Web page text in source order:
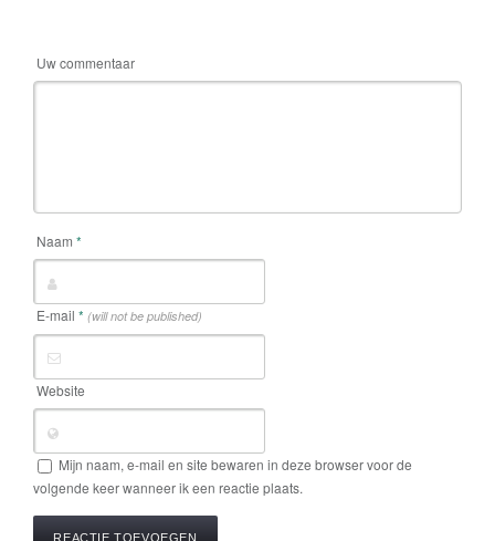
Uw commentaar
Naam*
E-mail* (will not be published)
Website
Mijn naam, e-mail en site bewaren in deze browser voor de
volgende keer wanneer ik een reactie plaats.